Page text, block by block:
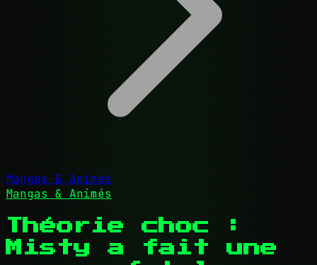
Mangas & Animés
Mangas & Animés
Théorie choc :
Misty a fait une